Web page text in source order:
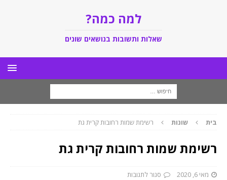
למה כמה?
שאלות ותשובות בנושאים שונים
בית שונות רשימת שמות רחובות קרית גת
רשימת שמות רחובות קרית גת
מאי 6, 2020 סגור לתגובות